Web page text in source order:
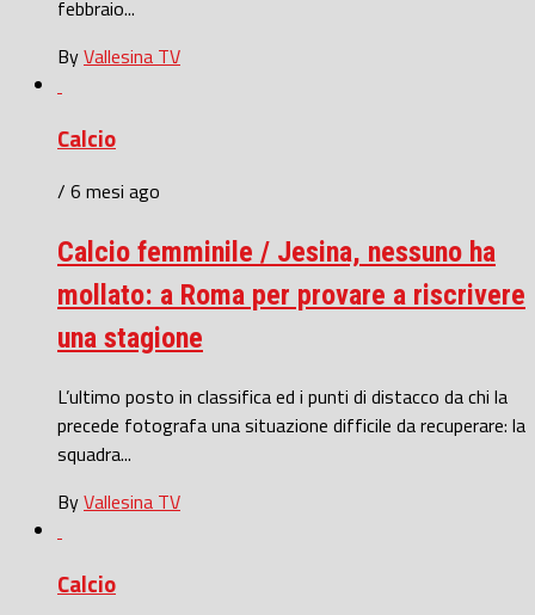
febbraio...
ByVallesina TV
Calcio
/ 6 mesi ago
Calcio femminile / Jesina, nessuno ha
mollato: a Roma per provare a riscrivere
una stagione
L’ultimo posto in classifica ed i punti di distacco da chi la
precede fotografa una situazione difficile da recuperare: la
squadra...
ByVallesina TV
Calcio